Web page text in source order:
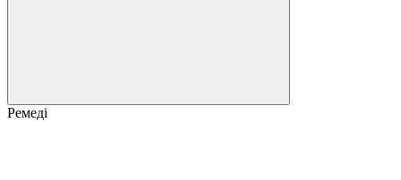
Ремеді